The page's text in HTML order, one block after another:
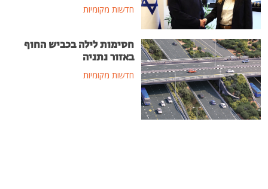
חדשות מקומיות
חסימות לילה בכביש החוף
באזור נתניה
חדשות מקומיות